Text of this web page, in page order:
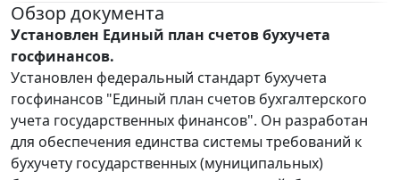
Обзор документа
Установлен Единый план счетов бухучета
госфинансов.
Установлен федеральный стандарт бухучета
госфинансов "Единый план счетов бухгалтерского
учета государственных финансов". Он разработан
для обеспечения единства системы требований к
бухучету государственных (муниципальных)